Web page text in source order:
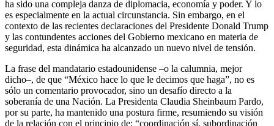
ha sido una compleja danza de diplomacia, economía y poder. Y lo
es especialmente en la actual circunstancia. Sin embargo, en el
contexto de las recientes declaraciones del Presidente Donald Trump
y las contundentes acciones del Gobierno mexicano en materia de
seguridad, esta dinámica ha alcanzado un nuevo nivel de tensión.
La frase del mandatario estadounidense –o la calumnia, mejor
dicho–, de que “México hace lo que le decimos que haga”, no es
sólo un comentario provocador, sino un desafío directo a la
soberanía de una Nación. La Presidenta Claudia Sheinbaum Pardo,
por su parte, ha mantenido una postura firme, resumiendo su visión
de la relación con el principio de: “coordinación sí, subordinación